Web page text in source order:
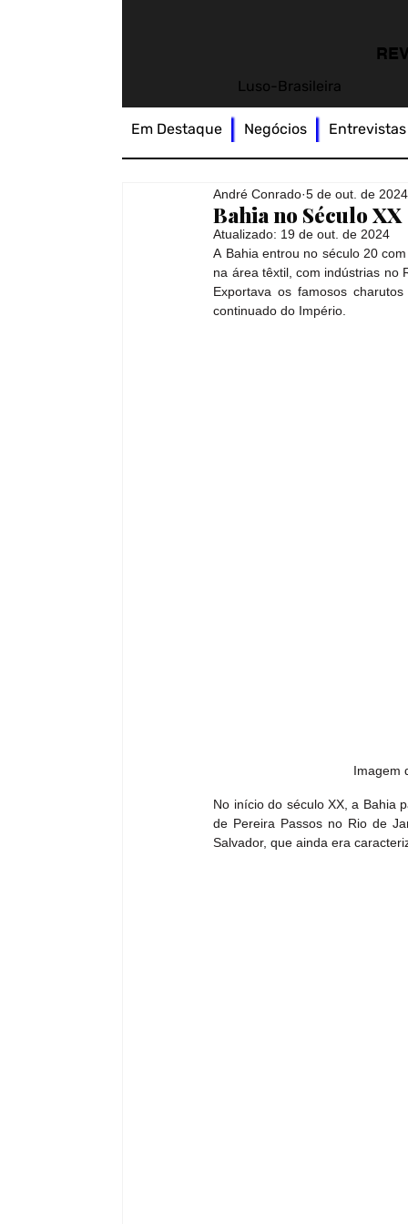
Luso-Brasileira
Bahia no Século XX
André Conrado 5 de out. de 2024
Atualizado: 19 de out. de 2024
A Bahia entrou no século 20
na área têxtil, com indústrias no
Exportava os famosos
continuado do Império.
Imagem
No início do século XX, a Bahia
de Pereira Passos no Rio de
Salvador, que ainda era
Em Destaque Negócios Entrevistas